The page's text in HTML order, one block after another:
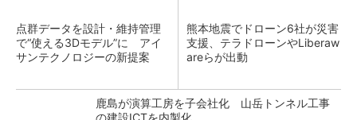
点群データを設計・維持管理
で“使える3Dモデル”に アイ
サンテクノロジーの新提案
熊本地震でドローン6社が災害
支援、テラドローンやLiberaw
areらが出動
鹿島が演算工房を子会社化 山岳トンネル工事
の建設ICTを内製化